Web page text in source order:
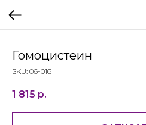
Гомоцистеин
SKU: 06-016
1 815 р.